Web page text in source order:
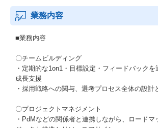
業務内容
■業務内容
〇チームビルディング
・定期的な1on1・目標設定・フィードバック
成長支援
・採用戦略への関与、選考プロセス全体の設計
〇プロジェクトマネジメント
・PdMなどの関係者と連携しながら、ロードマ